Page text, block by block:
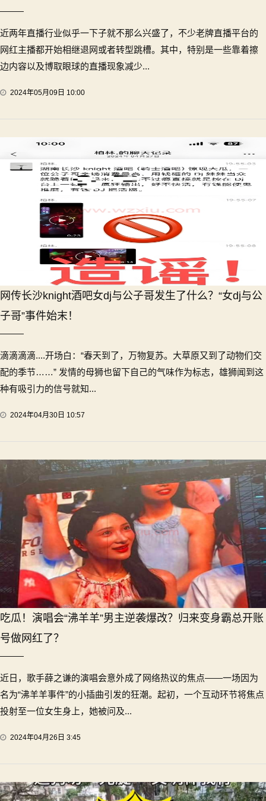
近两年直播行业似乎一下子就不那么兴盛了，不少老牌直播平台的
网红主播都开始相继退网或者转型跳槽。其中，特别是一些靠着擦
边内容以及博取眼球的直播现象减少...
2024年05月09日 10:00
网传长沙knight酒吧女dj与公子哥发生了什么？“女dj与公
子哥”事件始末！
滴滴滴滴....开场白：“春天到了，万物复苏。大草原又到了动物们交
配的季节……” 发情的母狮也留下自己的气味作为标志，雄狮闻到这
种有吸引力的信号就知...
2024年04月30日 10:57
吃瓜！演唱会“沸羊羊”男主逆袭爆改？归来变身霸总开账
号做网红了？
近日，歌手薛之谦的演唱会意外成了网络热议的焦点——一场因为
名为“沸羊羊事件”的小插曲引发的狂潮。起初，一个互动环节将焦点
投射至一位女生身上，她被问及...
2024年04月26日 3:45